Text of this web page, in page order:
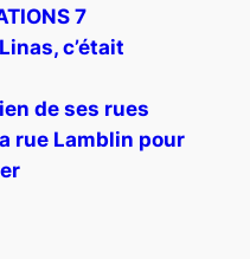
7
c’était
de ses rues
rue Lamblin pour